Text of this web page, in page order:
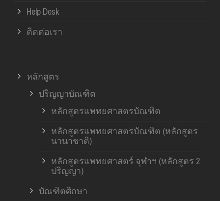
Help Desk
ติดต่อเรา
หลักสูตร
ปริญญาบัณฑิต
หลักสูตรแพทยศาสตรบัณฑิต
หลักสูตรแพทยศาสตรบัณฑิต (หลักสูตร
นานาชาติ)
หลักสูตรแพทยศาสตร์ จุฬาฯ (หลักสูตร 2
ปริญญา)
บัณฑิตศึกษา